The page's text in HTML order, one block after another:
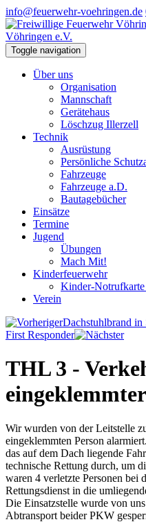
info@feuerwehr-voehringen.de
Vöhringen e.V.
Toggle navigation
Über uns
Organisation
Mannschaft
Gerätehaus
Löschzug Illerzell
Technik
Ausrüstung
Persönliche
Fahrzeuge
Fahrzeuge a.D.
Bautagebücher
Einsätze
Termine
Jugend
Übungen
Mach Mit!
Kinderfeuerwehr
Kinder-
Verein
Dachstuhlbrand in
First Responder
THL 3 -
Wir wurden von der Leitstelle
eingeklemmten Person
das auf dem Dach liegende
technische Rettung durch, um
waren 4 verletzte Personen
Rettungsdienst in die
Die Einsatzstelle wurde von
Abtransport beider PKW